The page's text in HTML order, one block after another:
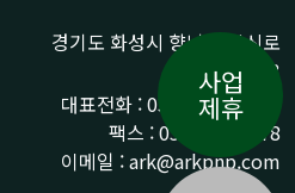
경기도 화성시 향남읍 상신로
290-13
대표전화 : 031-359-9776 /
팩스 : 031-359-9778
이메일 : ark@arkpnp.com
사업
제휴